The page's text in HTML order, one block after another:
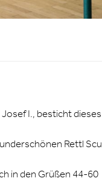
I., besticht
Rettl
in den Grüßen 44-60